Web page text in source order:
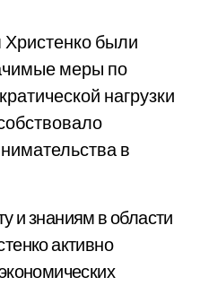
были
меры по
нагрузки
в
и знаниям в области
активно